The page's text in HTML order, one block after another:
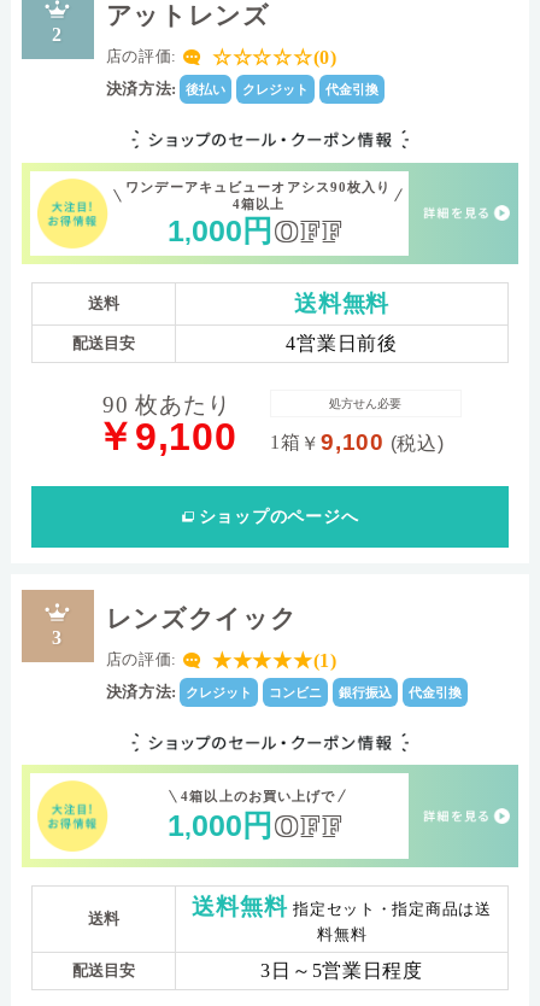
2
アットレンズ
店の評価: ☆☆☆☆☆(0)
決済方法: 後払い クレジット 代金引換
ワンデーアキュビューオアシス90枚入り
4箱以上
1,000 円 OFF
送料 送料無料
配送目安 4営業日前後
90 枚あたり
￥9,100 1箱 ￥9,100 (税込)
処方せん必要
ショップのページへ
3
レンズクイック
店の評価: ★★★★★(1)
決済方法: クレジット コンビニ 銀行振込 代金引換
4箱以上のお買い上げで
1,000 円 OFF
送料 送料無料 指定セット・指定商品は送
料無料
配送目安 3日～5営業日程度